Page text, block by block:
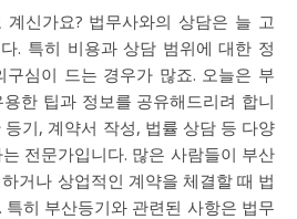
. 특히 비용과 상담 범위에 대한 정
심이 드는 경우가 많죠. 오늘은 부
한 팁과 정보를 공유해드리려 합니
기, 계약서 작성, 법률 상담 등 다양
전문가입니다. 많은 사람들이 부산
거나 상업적인 계약을 체결할 때 법
히 부산등기와 관련된 사항은 법무